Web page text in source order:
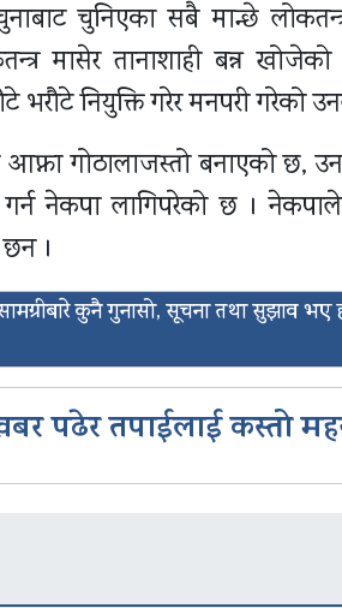
चुनिएका सबै मान्छे
मासेर तानाशाही बन्न
भरौटे नियुक्ति गरेर मनपरी गरेको
आफ्ना गोठालाजस्तो बनाएको
नेकपा लागिपरेको छ । नेकपाले
।
कुनै गुनासो, सूचना तथा सुझाव भए
पढेर तपाईलाई कस्तो